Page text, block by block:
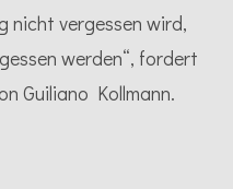
nicht vergessen wird,
werden“, fordert
Guiliano Kollmann.